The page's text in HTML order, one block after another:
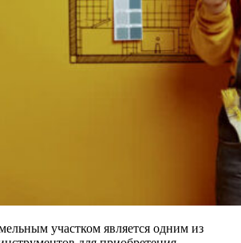
участком является одним из